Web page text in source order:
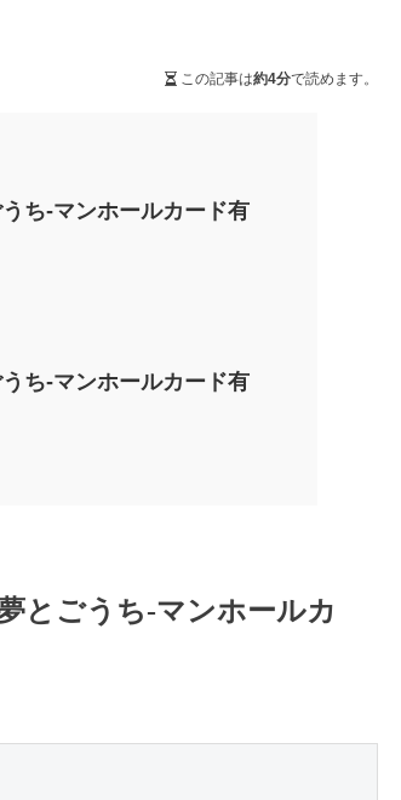
この記事は約4分で読めます。
ち-マンホールカード有
ち-マンホールカード有
とごうち-マンホールカ